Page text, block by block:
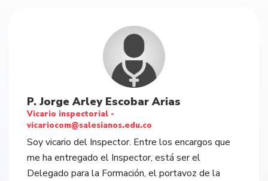
P. Jorge Arley Escobar Arias
Vicario inspectorial -
vicariocom@salesianos.edu.co
Soy vicario del Inspector. Entre los encargos que
me ha entregado el Inspector, está ser el
Delegado para la Formación, el portavoz de la